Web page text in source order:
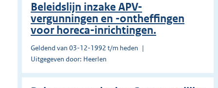
Beleidslijn inzake APV-
vergunningen en -ontheffingen
voor horeca-inrichtingen.
Geldend van 03-12-1992 t/m heden
Uitgegeven door: Heerlen